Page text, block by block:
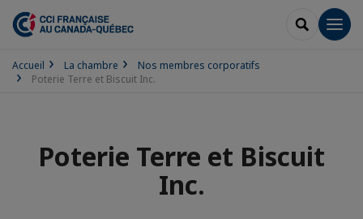
Accueil La chambre
Nos membres corporatifs
Poterie Terre et Biscuit Inc.
Poterie Terre et Biscuit
Inc.